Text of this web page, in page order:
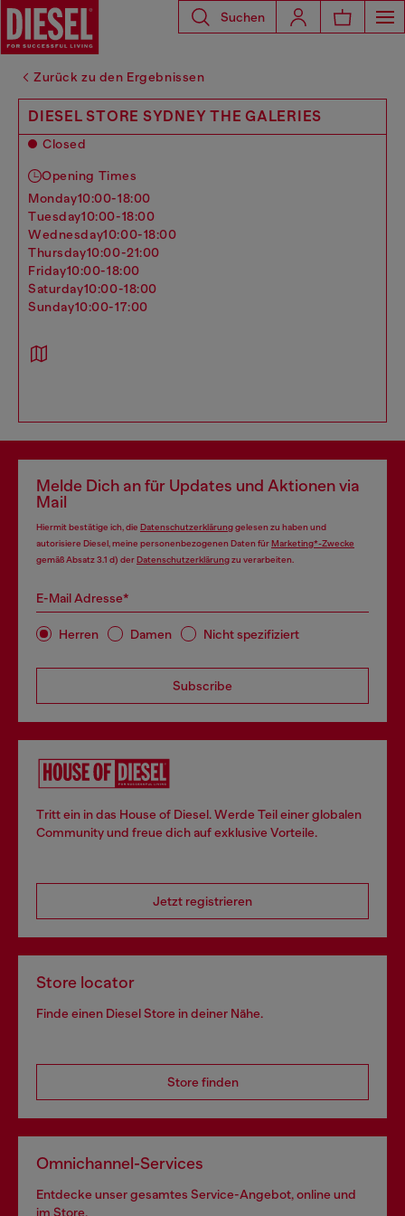
Suchen
Zurück zu den Ergebnissen
DIESEL STORE SYDNEY THE GALERIES
Closed
Opening Times
monday10:00-18:00
tuesday10:00-18:00
wednesday10:00-18:00
thursday10:00-21:00
friday10:00-18:00
saturday10:00-18:00
sunday10:00-17:00
Melde Dich an für Updates und Aktionen via
Mail
Hiermit bestätige ich, die Datenschutzerklärunggelesen zu haben und
autorisiere Diesel, meine personenbezogenen Daten fürMarketing*-Zwecke
gemäß Absatz 3.1 d) derDatenschutzerklärungzu verarbeiten.
E-Mail Adresse*
Herren Damen Nicht spezifiziert
Subscribe
Tritt ein in das House of Diesel. Werde Teil einer globalen
Community und freue dich auf exklusive Vorteile.
Jetzt registrieren
Store locator
Finde einen Diesel Store in deiner Nähe.
Store finden
Omnichannel-Services
Entdecke unser gesamtes Service-Angebot, online und
im Store.